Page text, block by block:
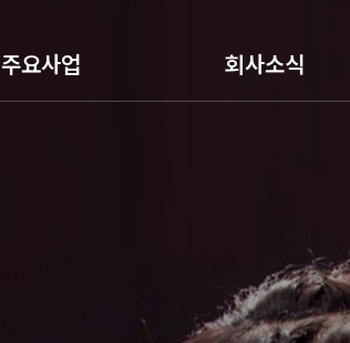
주요사업 회사소식